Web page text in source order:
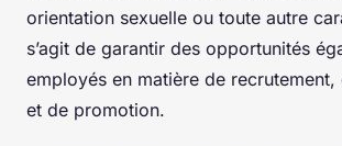
orientation sexuelle ou toute autre
s’agit de garantir des opportunités
employés en matière de
et de promotion.